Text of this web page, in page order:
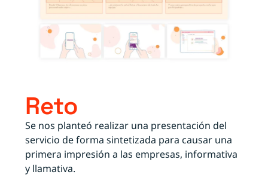
Reto
Se nos planteó realizar una presentación del
servicio de forma sintetizada para causar una
primera impresión a las empresas, informativa
y llamativa.